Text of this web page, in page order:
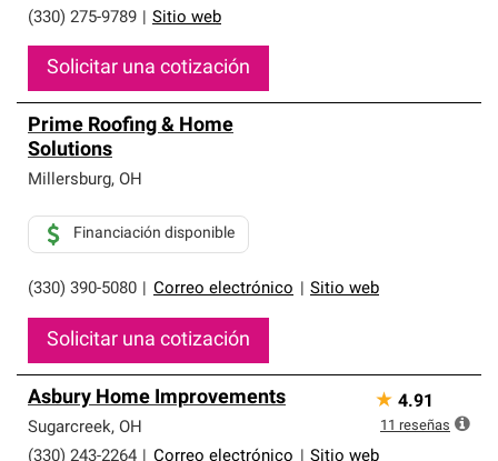
(330) 275-9789 Sitio web
Solicitar una cotización
Prime Roofing & Home
Solutions
Millersburg, OH
(330) 390-5080 Correo electrónico Sitio web
Financiación disponible
Solicitar una cotización
Asbury Home Improvements
Sugarcreek, OH
(330) 243-2264
Correo electrónico Sitio web
★ 4.91
11 reseñas